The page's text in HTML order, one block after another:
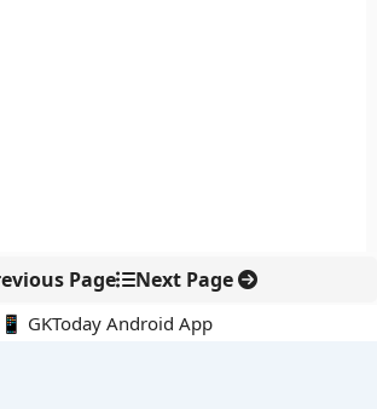
Page Next Page
📱 GKToday Android App